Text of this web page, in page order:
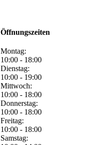
Öffnungszeiten
Montag:
10:00 - 18:00
Dienstag:
10:00 - 19:00
Mittwoch:
10:00 - 18:00
Donnerstag:
10:00 - 18:00
Freitag:
10:00 - 18:00
Samstag: